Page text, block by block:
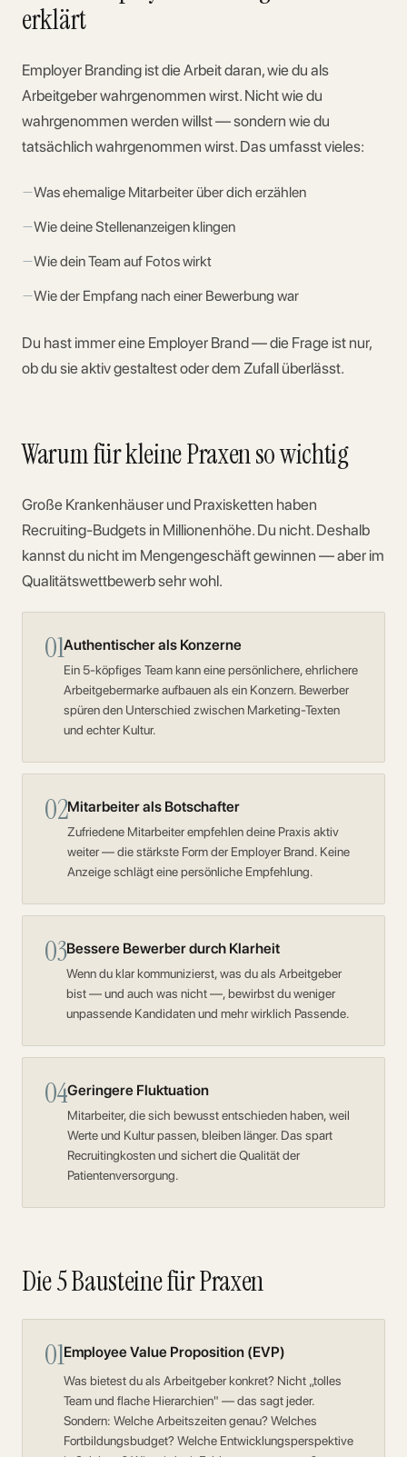
erklärt
Employer Branding ist die Arbeit daran, wie du als
Arbeitgeber wahrgenommen wirst. Nicht wie du
wahrgenommen werden willst — sondern wie du
tatsächlich wahrgenommen wirst. Das umfasst vieles:
—Was ehemalige Mitarbeiter über dich erzählen
—Wie deine Stellenanzeigen klingen
—Wie dein Team auf Fotos wirkt
—Wie der Empfang nach einer Bewerbung war
Du hast immer eine Employer Brand — die Frage ist nur,
ob du sie aktiv gestaltest oder dem Zufall überlässt.
Warum für kleine Praxen so wichtig
Große Krankenhäuser und Praxisketten haben
Recruiting-Budgets in Millionenhöhe. Du nicht. Deshalb
kannst du nicht im Mengengeschäft gewinnen — aber im
Qualitätswettbewerb sehr wohl.
01Authentischer als Konzerne
Ein 5-köpfiges Team kann eine persönlichere, ehrlichere
Arbeitgebermarke aufbauen als ein Konzern. Bewerber
spüren den Unterschied zwischen Marketing-Texten
und echter Kultur.
02Mitarbeiter als Botschafter
Zufriedene Mitarbeiter empfehlen deine Praxis aktiv
weiter — die stärkste Form der Employer Brand. Keine
Anzeige schlägt eine persönliche Empfehlung.
03Bessere Bewerber durch Klarheit
Wenn du klar kommunizierst, was du als Arbeitgeber
bist — und auch was nicht —, bewirbst du weniger
unpassende Kandidaten und mehr wirklich Passende.
04Geringere Fluktuation
Mitarbeiter, die sich bewusst entschieden haben, weil
Werte und Kultur passen, bleiben länger. Das spart
Recruitingkosten und sichert die Qualität der
Patientenversorgung.
Die 5 Bausteine für Praxen
01Employee Value Proposition (EVP)
Was bietest du als Arbeitgeber konkret? Nicht „tolles
Team und flache Hierarchien" — das sagt jeder.
Sondern: Welche Arbeitszeiten genau? Welches
Fortbildungsbudget? Welche Entwicklungsperspektive